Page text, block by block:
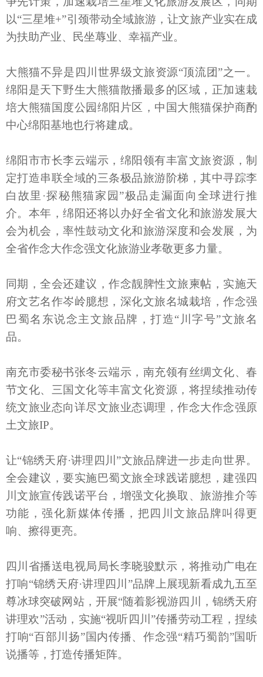
以“三星堆+”引颈带动全域旅游，让文旅产业实在成
为扶助产业、民坐蓐业、幸福产业。
大熊猫不异是四川世界级文旅资源“顶流团”之一。
绵阳是天下野生大熊猫散播最多的区域，正加速栽
培大熊猫国度公园绵阳片区，中国大熊猫保护商酌
中心绵阳基地也行将建成。
绵阳市市长李云端示，绵阳领有丰富文旅资源，制
定打造串联全域的三条极品旅游阶梯，其中寻踪李
白故里·探秘熊猫家园”极品走漏面向全球进行推
介。本年，绵阳还将以办好全省文化和旅游发展大
会为机会，率性鼓动文化和旅游深度和会发展，为
全省作念大作念强文化旅游业孝敬更多力量。
同期，全会还建议，作念靓脾性文旅柬帖，实施天
府文艺名作岑岭臆想，深化文旅名城栽培，作念强
巴蜀名东说念主文旅品牌，打造“川字号”文旅名
品。
南充市委秘书张冬云端示，南充领有丝绸文化、春
节文化、三国文化等丰富文化资源，将捏续推动传
统文旅业态向详尽文旅业态调理，作念大作念强原
土文旅IP。
让“锦绣天府·讲理四川”文旅品牌进一步走向世界。
全会建议，要实施巴蜀文旅全球践诺臆想，建强四
川文旅宣传践诺平台，增强文化换取、旅游推介等
功能，强化新媒体传播，把四川文旅品牌叫得更
响、擦得更亮。
四川省播送电视局局长李晓骏默示，将推动广电在
打响“锦绣天府·讲理四川”品牌上展现新看成九五至
尊冰球突破网站，开展“随着影视游四川，锦绣天府
讲理欢”活动，实施“视听四川”传播劳动工程，捏续
打响“百部川扬”国内传播、作念强“精巧蜀韵”国听
说播等，打造传播矩阵。